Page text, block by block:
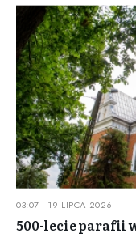
03:07 | 19 LIPCA 2026
500-lecie parafii